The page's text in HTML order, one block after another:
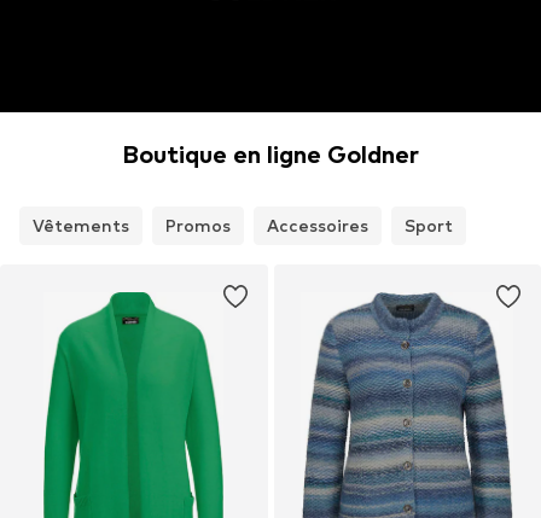
Boutique en ligne Goldner
Vêtements Promos Accessoires Sport